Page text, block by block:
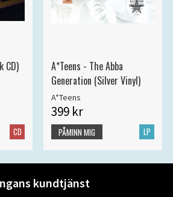
CD)
CD
A*Teens - The Abba
Generation (Silver Vinyl)
A*Teens
399 kr
LP
PÅMINN MIG
kundtjänst